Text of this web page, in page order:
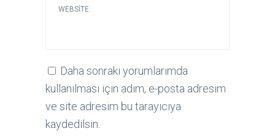
WEBSITE
Daha sonraki yorumlarımda
kullanılması için adım, e-posta adresim
ve site adresim bu tarayıcıya
kaydedilsin.